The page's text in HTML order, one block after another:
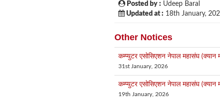
Posted by : Udeep Baral
Updated at : 18th January,
Other Notices
कम्प्युटर एसोसिएशन नेपाल महासंघ (क्यान
31st January, 2026
कम्प्युटर एसोसिएशन नेपाल महासंघ (क्यान
19th January, 2026